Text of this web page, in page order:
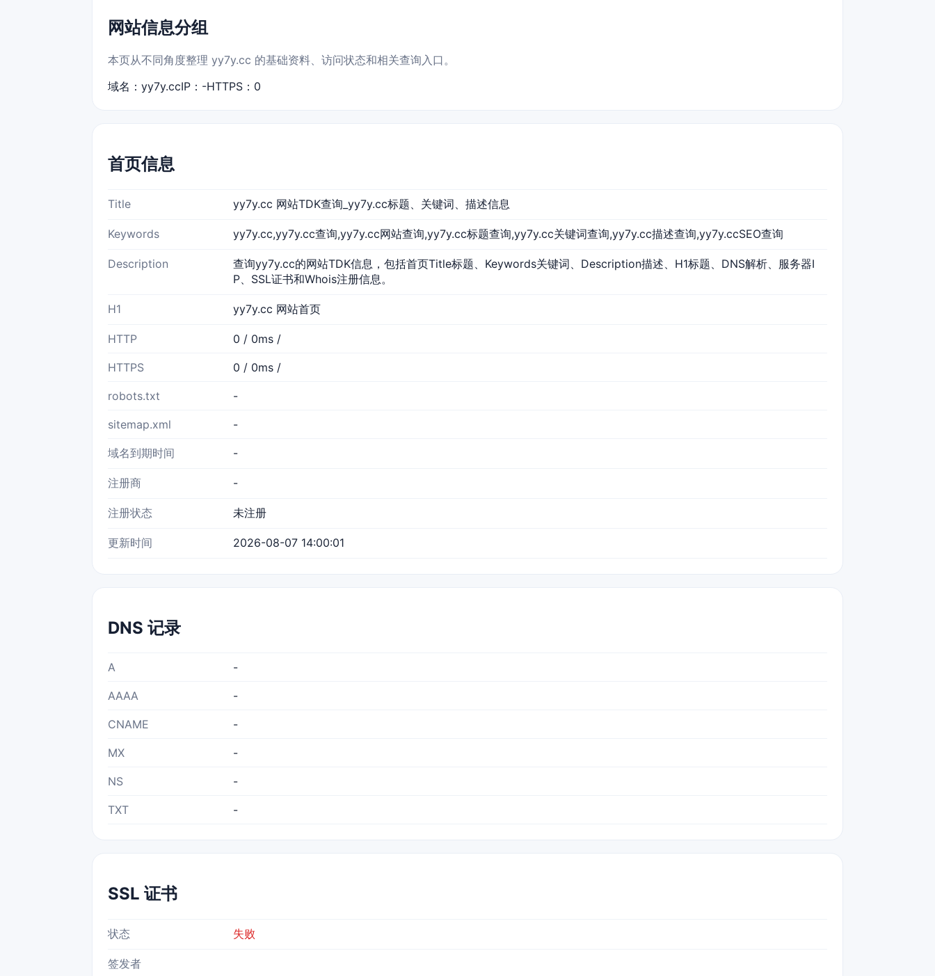
网站信息分组
本页从不同角度整理 yy7y.cc 的基础资料、访问状态和相关查询入口。
域名：yy7y.ccIP：-HTTPS：0
首页信息
Title yy7y.cc 网站TDK查询_yy7y.cc标题、关键词、描述信息
Keywords yy7y.cc,yy7y.cc查询,yy7y.cc网站查询,yy7y.cc标题查询,yy7y.cc关键词查询,yy7y.cc描述查询,yy7y.ccSEO查询
Description
查询yy7y.cc的网站TDK信息，包括首页Title标题、Keywords关键词、Description描述、H1标题、DNS解析、服务器I
P、SSL证书和Whois注册信息。
H1 yy7y.cc 网站首页
HTTP 0 / 0ms /
HTTPS 0 / 0ms /
robots.txt -
sitemap.xml -
域名到期时间 -
注册商 -
注册状态 未注册
更新时间 2026-08-07 14:00:01
DNS 记录
A -
AAAA -
CNAME -
MX -
NS -
TXT -
SSL 证书
状态 失败
签发者